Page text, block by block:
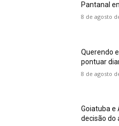
Pantanal
8 de agosto
Querendo
pontuar
8 de agosto
Goiatuba e
decisão do